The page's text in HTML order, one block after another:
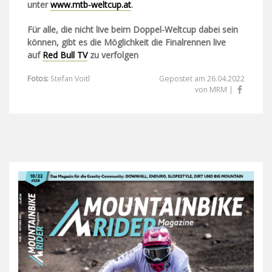
unterwww.mtb-weltcup.at.
Für alle, die nicht live beim Doppel-Weltcup dabei sein
können, gibt es die Möglichkeit die Finalrennen live
auf Red Bull TVzu verfolgen
Fotos: Stefan Voitl
Gepostet am 26.04.2022
von MRM |